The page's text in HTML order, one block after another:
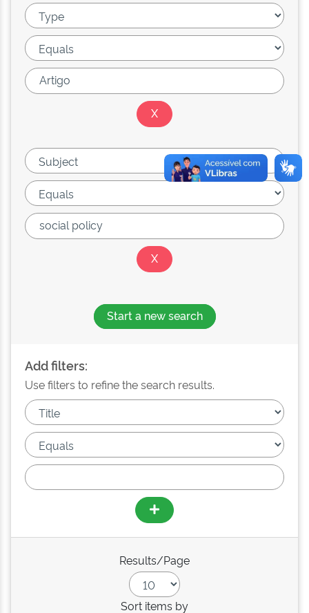
Start a new search
Add filters:
Use filters to refine the search results.
Results/Page
Sort items by